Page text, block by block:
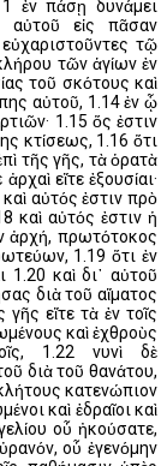
ἐν πάσῃ δυνάμει
αὐτοῦ εἰς πᾶσαν
τῷ
τῶν ἁγίων ἐν
τοῦ σκότους καὶ
αὐτοῦ, 1.14 ἐν ᾧ
1.15 ὅς ἐστιν
κτίσεως, 1.16 ὅτι
τῆς γῆς, τὰ ὁρατὰ
εἴτε ἐξουσίαι·
αὐτός ἐστιν πρὸ
καὶ αὐτός ἐστιν ἡ
ἀρχή, πρωτότοκος
1.19 ὅτι ἐν
καὶ δι᾽ αὐτοῦ
διὰ τοῦ αἵματος
εἴτε τὰ ἐν τοῖς
καὶ ἐχθροὺς
1.22 νυνὶ δὲ
διὰ τοῦ θανάτου,
κατενώπιον
καὶ ἑδραῖοι καὶ
οὗ ἠκούσατε,
οὗ ἐγενόμην